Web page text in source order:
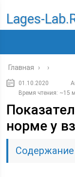
Lages-
Главная › ›
01.10.2020
Время чтения: ~15
норме у
Содержание